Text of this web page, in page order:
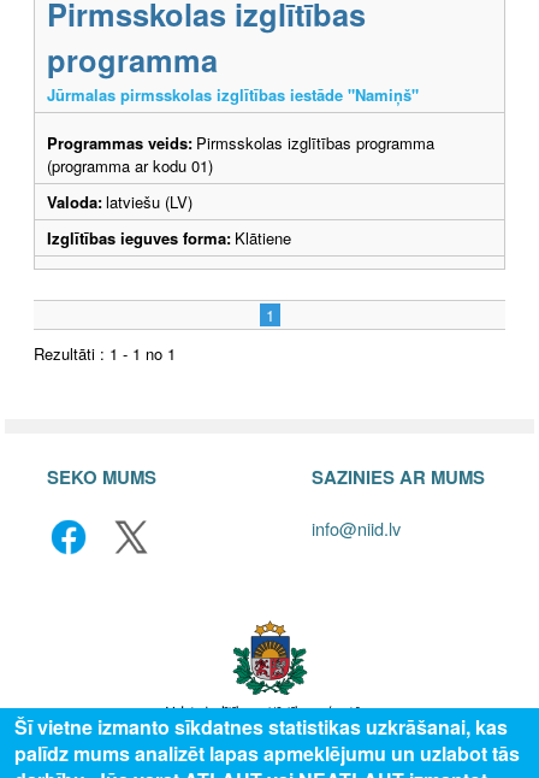
Pirmsskolas izglītības
programma
Jūrmalas pirmsskolas izglītības iestāde "Namiņš"
Programmas veids: Pirmsskolas izglītības programma
(programma ar kodu 01)
Valoda:latviešu (LV)
Izglītības ieguves forma: Klātiene
1
Rezultāti : 1 - 1 no 1
SEKO MUMS SAZINIES AR MUMS
info@niid.lv
© 2025 Valsts izglītības attīstības aģentūra, publicētā satura visas tiesības
Šī vietne izmanto sīkdatnes statistikas uzkrāšanai, kas
palīdz mums analizēt lapas apmeklējumu un uzlabot tās